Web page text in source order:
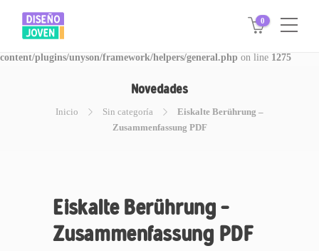
Warning: Invalid argument supplied for foreach() in
/www/disegnojoven.com.ar/htdocs/wp-
content/plugins/unyson/framework/helpers/general.php on line 1275
0
Novedades
Inicio Sin categoría
Eiskalte Berührung –
Zusammenfassung PDF
Eiskalte Berührung –
Zusammenfassung PDF